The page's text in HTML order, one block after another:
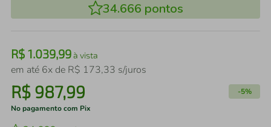
34.666 pontos
R$ 1.039,99à vista
em até 6x de R$ 173,33 s/juros
R$ 987,99 -5%
No pagamento com Pix